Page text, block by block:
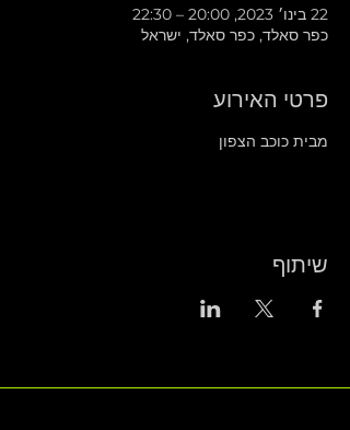
22 בינו׳ 2023, 20:00 – 22:30
כפר סאלד, כפר סאלד, ישראל
פרטי האירוע
מבית כוכב הצפון
שיתוף